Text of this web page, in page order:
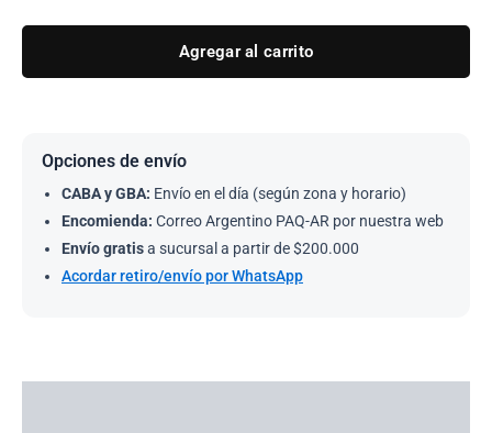
Agregar al carrito
Opciones de envío
CABA y GBA: Envío en el día (según zona y horario)
Encomienda: Correo Argentino PAQ-AR por nuestra web
Envío gratisa sucursal a partir de $200.000
Acordar retiro/envío por WhatsApp